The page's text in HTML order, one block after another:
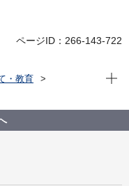
ページID：266-143-722
・教育
現在